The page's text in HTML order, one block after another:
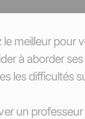
meilleur pour
à aborder
les difficultés
un professeur